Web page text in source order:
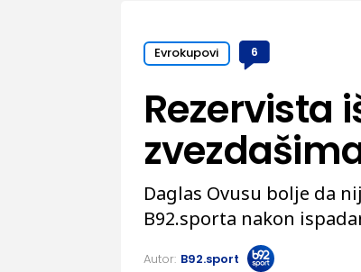
Evrokupovi 6
Rezervista
Daglas Ovusu bolje da
B92.sporta nakon
Autor: B92.sport